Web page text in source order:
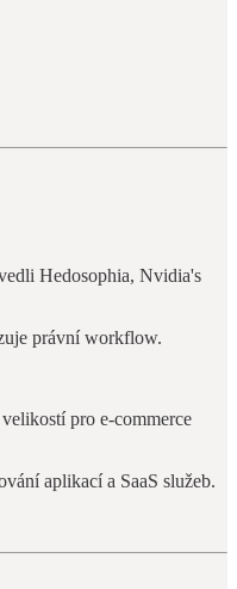
Hedosophia, Nvidia's
právní workflow.
pro e-commerce
aplikací a SaaS služeb.